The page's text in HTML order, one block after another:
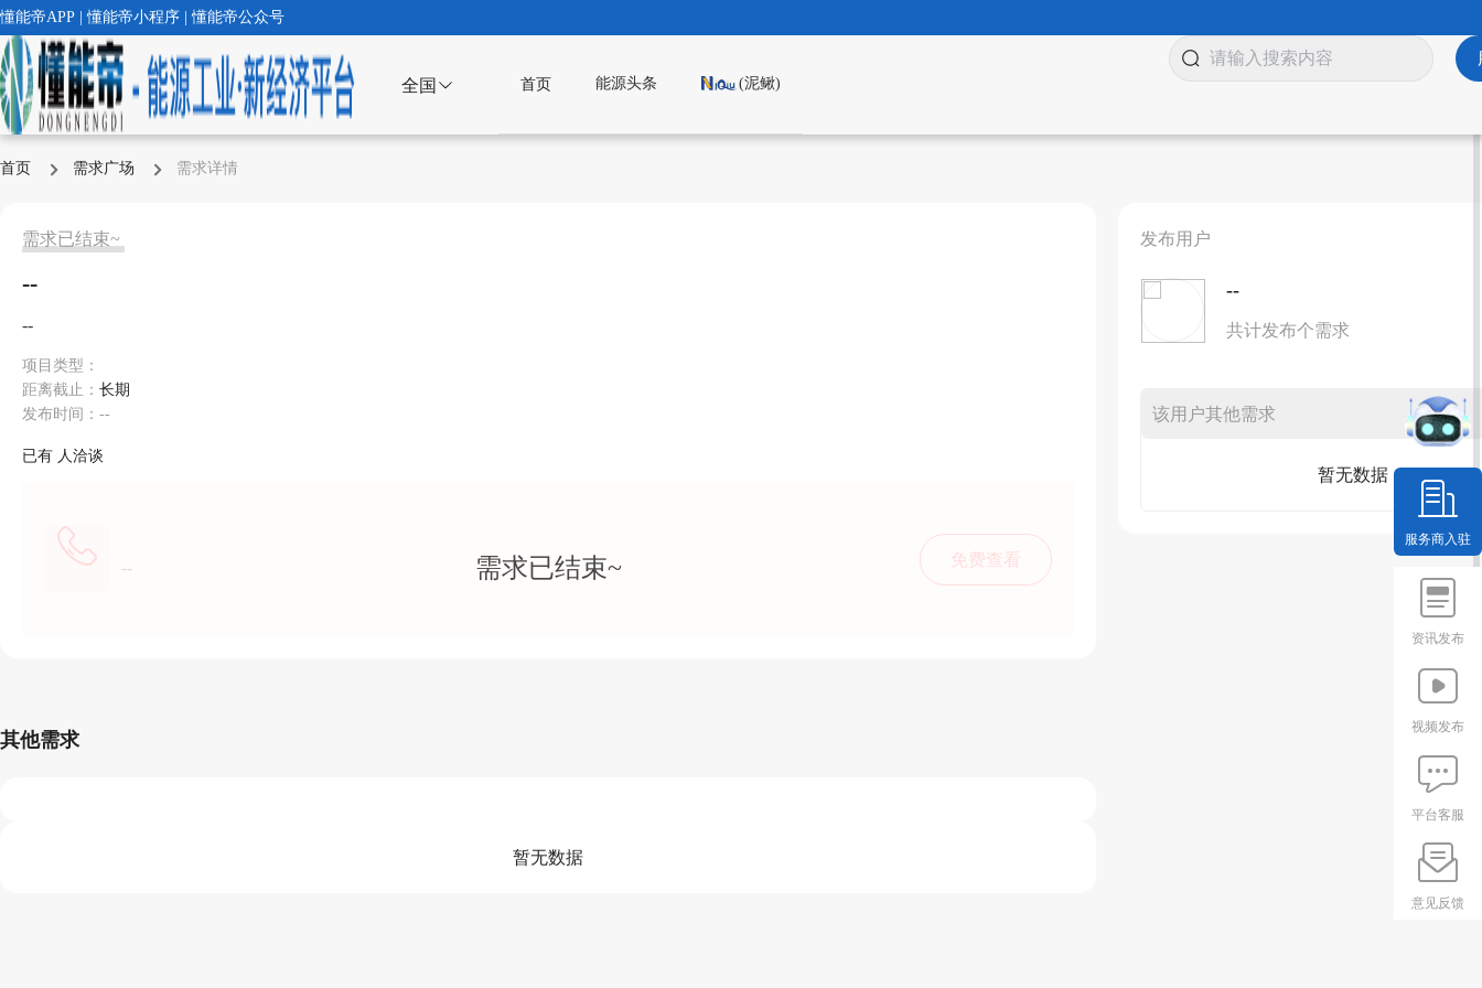
懂能帝APP | 懂能帝小程序 | 懂能帝公众号
全国 首页 能源头条 (泥鳅)
服务商入驻
资讯发布
视频发布
平台客服
意见反馈
首页 需求广场 需求详情
需求已结束~
--
--
项目类型：
距离截止： 长期
发布时间：--
已有 人洽谈
-- 免费查看
需求已结束~
其他需求
暂无数据
发布用户
--
共计发布个需求
该用户其他需求
暂无数据